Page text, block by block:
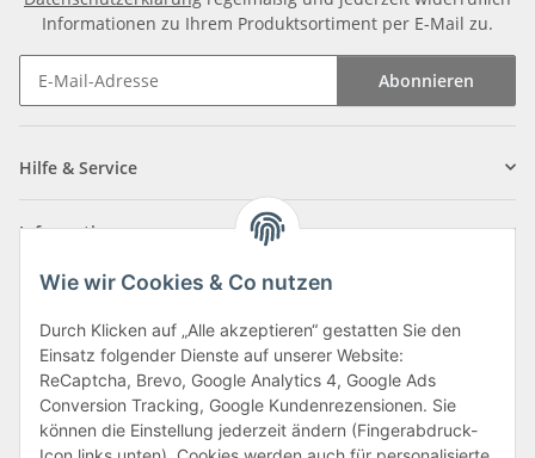
Wie wir Cookies & Co nutzen
Durch Klicken auf „Alle akzeptieren“ gestatten Sie den
Einsatz folgender Dienste auf unserer Website:
ReCaptcha, Brevo, Google Analytics 4, Google Ads
Conversion Tracking, Google Kundenrezensionen. Sie
können die Einstellung jederzeit ändern (Fingerabdruck-
Informationen zu Ihrem Produktsortiment per E-Mail zu.
Abonnieren
Hilfe & Service
Informationen
Zahlungsarten